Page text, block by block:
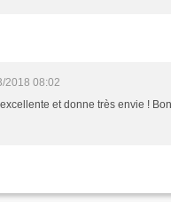
2018 08:02
et donne très envie !